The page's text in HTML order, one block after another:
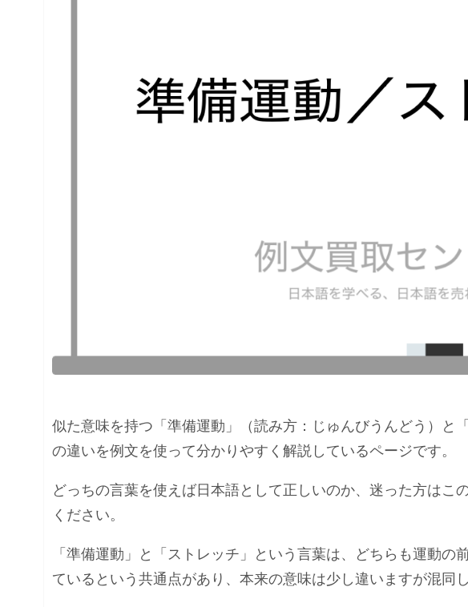
似た意味を持つ「準備運動」（読み方：じゅんびうんどう）と
の違いを例文を使って分かりやすく解説しているページです。
どっちの言葉を使えば日本語として正しいのか、迷った方はこ
ください。
「準備運動」と「ストレッチ」という言葉は、どちらも運動の
ているという共通点があり、本来の意味は少し違いますが混同